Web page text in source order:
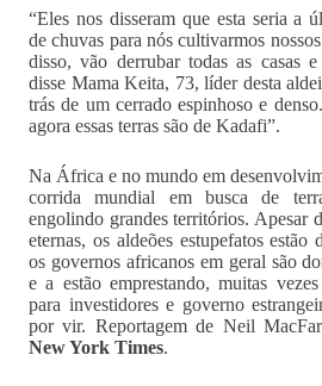
“Eles nos disseram que esta seria a
de chuvas para nós cultivarmos
disso, vão derrubar todas as casas
disse Mama Keita, 73, líder desta
trás de um cerrado espinhoso e
agora essas terras são de Kadafi”.
Na África e no mundo em
corrida mundial em busca de
engolindo grandes territórios. Apesar
eternas, os aldeões estupefatos estão
os governos africanos em geral são
e a estão emprestando, muitas
para investidores e governo
por vir. Reportagem de Neil
New York Times.